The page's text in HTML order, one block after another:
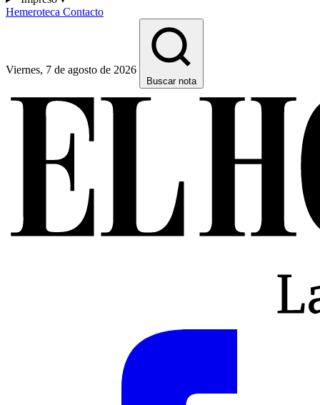
Hemeroteca Contacto
Viernes, 7 de agosto de 2026
Buscar nota